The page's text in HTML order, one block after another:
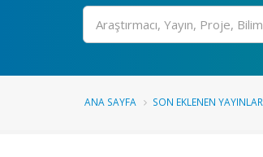
Ara
ANA SAYFA SON EKLENEN YAYINLAR